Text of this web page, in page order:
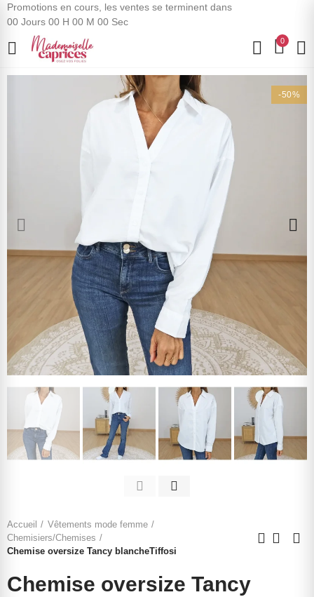
Promotions en cours, les ventes se terminent dans
00 Jours 00 H 00 M 00 Sec
0
-50%
Accueil
Vêtements mode femme
Chemisiers/Chemises
Chemise oversize Tancy blancheTiffosi
Chemise oversize Tancy